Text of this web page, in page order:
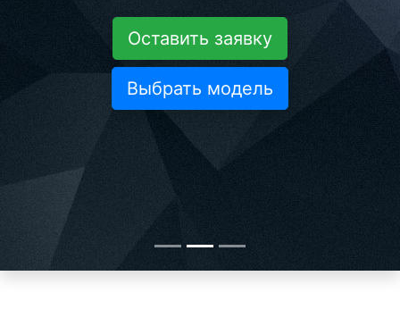
Оставить заявку
Выбрать модель